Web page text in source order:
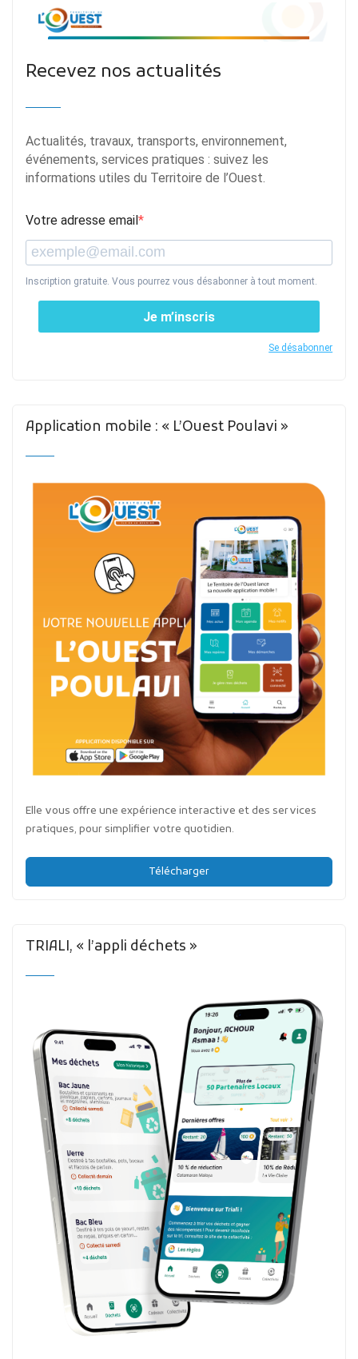
Recevez nos actualités
Actualités, travaux, transports, environnement,
événements, services pratiques : suivez les
informations utiles du Territoire de l’Ouest.
Votre adresse email
Inscription gratuite. Vous pourrez vous désabonner à tout moment.
Je m’inscris
Se désabonner
Application mobile : « L’Ouest Poulavi »
Elle vous offre une expérience interactive et des services
pratiques, pour simplifier votre quotidien.
Télécharger
TRIALI, « l’appli déchets »